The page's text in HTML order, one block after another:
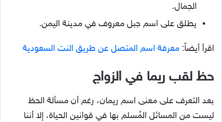
الجمال.
يطلق على اسم جبل معروف في مدينة اليمن.
اقرأ أيضاً: معرفة اسم المتصل عن طريق النت السعودية
حظ لقب ريما في الزواج
بعد التعرف على معنى اسم ريمان، رغم أن مسألة الحظ
ليست من المسائل المُسلم بها في قوانين الحياة، إلا أننا